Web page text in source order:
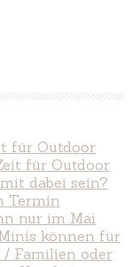
für Outdoor